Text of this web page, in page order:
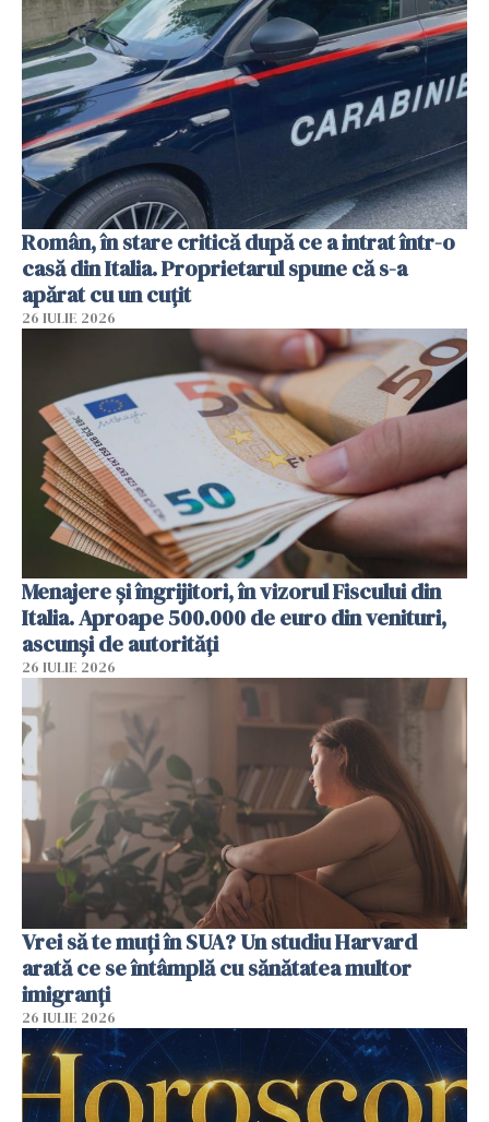
Român, în stare critică după ce a intrat într-o
casă din Italia. Proprietarul spune că s-a
apărat cu un cuțit
26 IULIE 2026
Menajere și îngrijitori, în vizorul Fiscului din
Italia. Aproape 500.000 de euro din venituri,
ascunși de autorități
26 IULIE 2026
Vrei să te muți în SUA? Un studiu Harvard
arată ce se întâmplă cu sănătatea multor
imigranți
26 IULIE 2026